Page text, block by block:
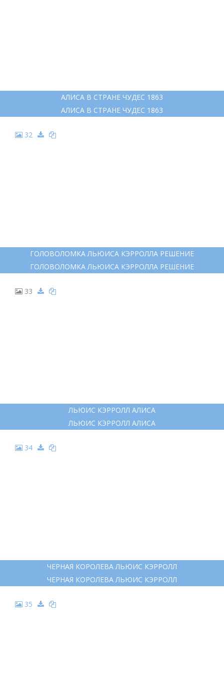
АЛИСА В СТРАНЕ ЧУДЕС 1863
АЛИСА В СТРАНЕ ЧУДЕС 1863
32
ГОЛОВОЛОМКА ЛЬЮИСА КЭРРОЛЛА РЕШЕНИЕ
ГОЛОВОЛОМКА ЛЬЮИСА КЭРРОЛЛА РЕШЕНИЕ
33
ЛЬЮИС КЭРРОЛЛ АЛИСА
ЛЬЮИС КЭРРОЛЛ АЛИСА
34
ЧЕРНАЯ КОРОЛЕВА ЛЬЮИС КЭРРОЛЛ
ЧЕРНАЯ КОРОЛЕВА ЛЬЮИС КЭРРОЛЛ
35